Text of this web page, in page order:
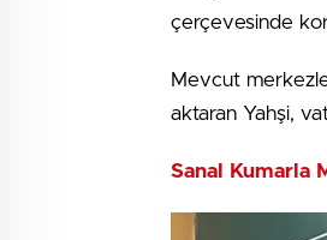
çerçevesinde
Mevcut
aktaran Yahşi,
Sanal Kumarla